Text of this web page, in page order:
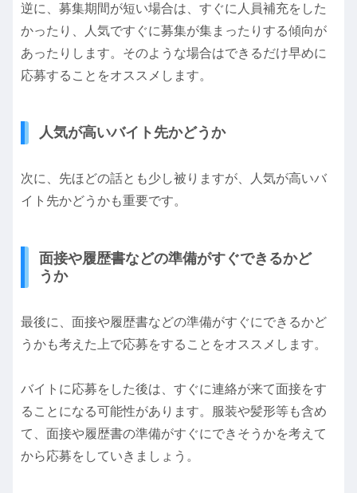
逆に、募集期間が短い場合は、すぐに人員補充をした
かったり、人気ですぐに募集が集まったりする傾向が
あったりします。そのような場合はできるだけ早めに
応募することをオススメします。
人気が高いバイト先かどうか
次に、先ほどの話とも少し被りますが、人気が高いバ
イト先かどうかも重要です。
面接や履歴書などの準備がすぐできるかど
うか
最後に、面接や履歴書などの準備がすぐにできるかど
うかも考えた上で応募をすることをオススメします。
バイトに応募をした後は、すぐに連絡が来て面接をす
ることになる可能性があります。服装や髪形等も含め
て、面接や履歴書の準備がすぐにできそうかを考えて
から応募をしていきましょう。